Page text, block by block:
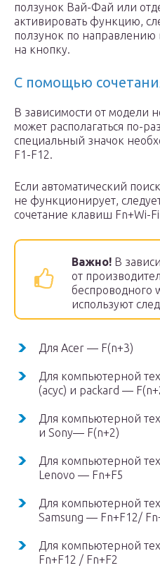
ползунок Вай-Фай или
активировать функцию,
ползунок по
на кнопку.
С помощью
В зависимости от модели
может располагаться по-
специальный значок
F1-F12.
Если автоматический
не функционирует,
сочетание клавиш Fn+Wi-
Важно! В
от
беспроводного
используют
Для Acer — F(n+3)
Для компьютерной
(асус) и packard —
Для компьютерной
и Sony— F(n+2)
Для компьютерной
Lenovo — Fn+F5
Для компьютерной
Samsung — Fn+F12/
Для компьютерной
Fn+F12 / Fn+F2